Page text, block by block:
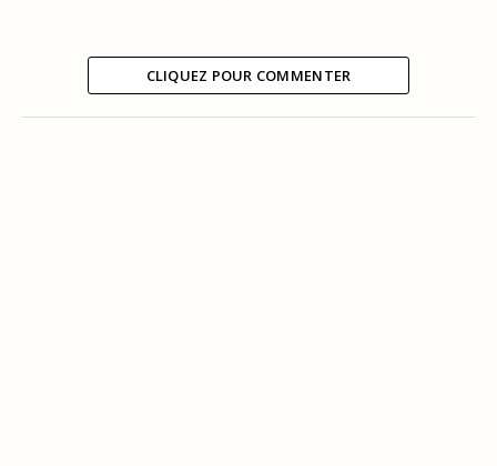
CLIQUEZ POUR COMMENTER